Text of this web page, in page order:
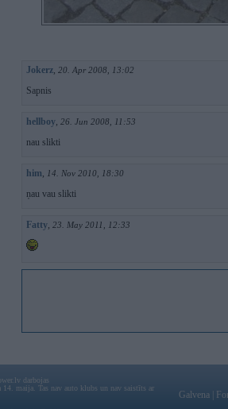
Jokerz, 20. Apr 2008, 13:02
Sapnis
hellboy, 26. Jun 2008, 11:53
nau slikti
him, 14. Nov 2010, 18:30
ņau vau slikti
Fatty, 23. May 2011, 12:33
darbojas
14. maija. Tas nav auto klubs un nav saistīts ar
Galvena